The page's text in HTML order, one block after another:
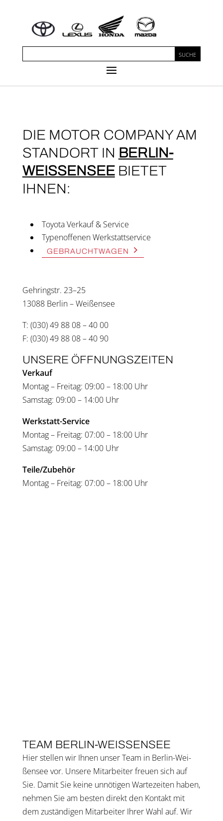
DIE MOTOR COMPANY AM
STAND­ORT IN BER­LIN-
WEIS­SEN­SEEBIE­TET
IHNEN:
Toyota Ver­kauf & Ser­vice
Typen­of­fe­nen Werk­statt­ser­vice
GEBRAUCHT­WA­GEN
Geh­ring­str. 23–25
13088 Ber­lin – Wei­ßen­see
T: (030) 49 88 08 – 40 00
F: (030) 49 88 08 – 40 90
UNSE­RE ÖFF­NUNGS­ZEI­TEN
Ver­kauf
Mon­tag – Frei­tag: 09:00 – 18:00 Uhr
Sams­tag: 09:00 – 14:00 Uhr
Werkstatt-Ser­vice
Mon­tag – Frei­tag: 07:00 – 18:00 Uhr
Sams­tag: 09:00 – 14:00 Uhr
Teile/Zubehör
Mon­tag – Frei­tag: 07:00 – 18:00 Uhr
TEAM BER­LIN-WEI­SSEN­SEE
Hier stel­len wir Ihnen unser Team in Ber­lin-Wei­
ßen­see vor. Unse­re Mit­ar­bei­ter freu­en sich auf
Sie. Damit Sie kei­ne unnö­ti­gen War­te­zei­ten haben,
neh­men Sie am bes­ten direkt den Kon­takt mit
dem zustän­di­gen Mit­ar­bei­ter Ihrer Wahl auf. Wir